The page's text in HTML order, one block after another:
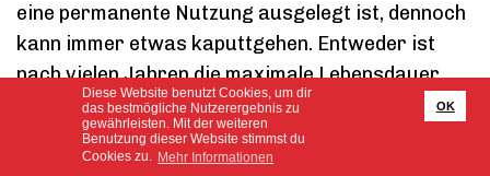
Diese Website benutzt Cookies, um dir
das bestmögliche Nutzerergebnis zu
gewährleisten. Mit der weiteren
Benutzung dieser Website stimmst du
Cookies zu. Mehr Informationen
OK
eine permanente Nutzung ausgelegt ist, dennoch
kann immer etwas kaputtgehen. Entweder ist
nach vielen Jahren die maximale Lebensdauer
erreicht oder es läuft etwas schief,
beispielsweise wenn der Sodastream unsanft
fällt. Das soll aber für keine Sorgenfalten auf